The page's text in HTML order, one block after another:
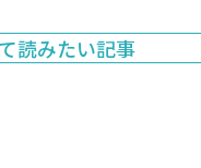
読みたい記事